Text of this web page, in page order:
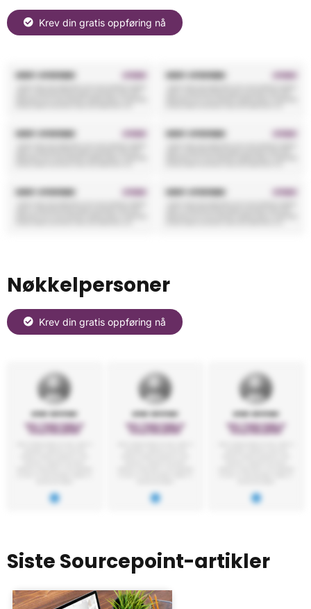
Krev din gratis oppføring nå
Nøkkelpersoner
Krev din gratis oppføring nå
Siste Sourcepoint-artikler